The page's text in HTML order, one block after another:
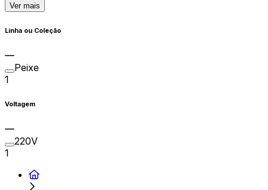
Ver mais
Linha ou Coleção
Peixe
1
Voltagem
220V
1